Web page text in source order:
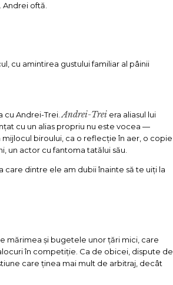
oftă.
cu amintirea gustului familiar al pâinii
cu Andrei-Trei. Andrei-Trei era aliasul lui
cu un alias propriu nu este vocea —
biroului, ca o reflecție în aer, o copie
un actor cu fantoma tatălui său.
dintre ele am dubii înainte să te uiți la
mărimea și bugetele unor țări mici, care
în competiție. Ca de obicei, dispute de
care ținea mai mult de arbitraj, decât